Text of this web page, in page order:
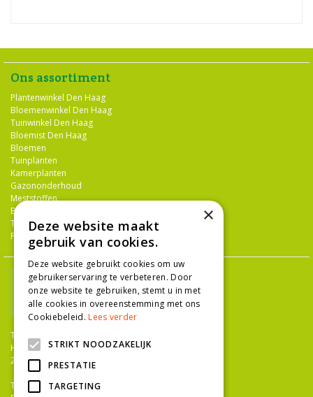
Ons assortiment
Plantenwinkel Den Haag
Bloemenwinkel Den Haag
Tuinwinkel Den Haag
Bloemist Den Haag
Bloemen
Tuinplanten
Kamerplanten
Gazononderhoud
Meststoffen
Bestrijdingsmiddelen
Tuingereedschap
Potterie
TUINCENTRUM NIEUW-HANENBURG
Hanenburglaan 266
2565 HC Den Haag
T.
070 36 052 92
×
Deze website maakt
gebruik van cookies.
Deze website gebruikt cookies om uw
gebruikerservaring te verbeteren. Door
onze website te gebruiken, stemt u in met
alle cookies in overeenstemming met ons
Cookiebeleid.Lees verder
STRIKT NOODZAKELIJK
PRESTATIE
TARGETING